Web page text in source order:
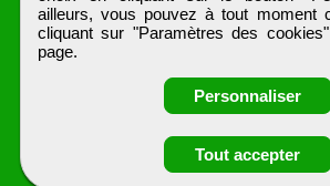
Obtenir ses
coordonnées
ailleurs, vous pouvez à tout moment
cliquant sur "Paramètres des
page.
Personnaliser
Tout accepter
ECONOMISTEBTP